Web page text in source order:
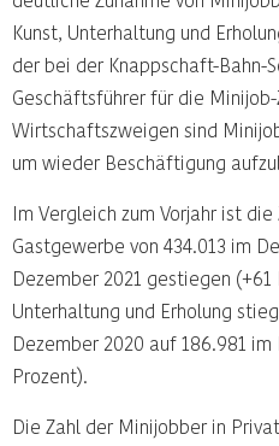
Kunst, Unterhaltung und
der bei der Knappschaft-Bahn-
Geschäftsführer für die
Wirtschaftszweigen sind
um wieder Beschäftigung
Im Vergleich zum Vorjahr ist
Gastgewerbe von 434.013 im
Dezember 2021 gestiegen
Unterhaltung und Erholung
Dezember 2020 auf 186.981 im
Prozent).
Die Zahl der Minijobber in